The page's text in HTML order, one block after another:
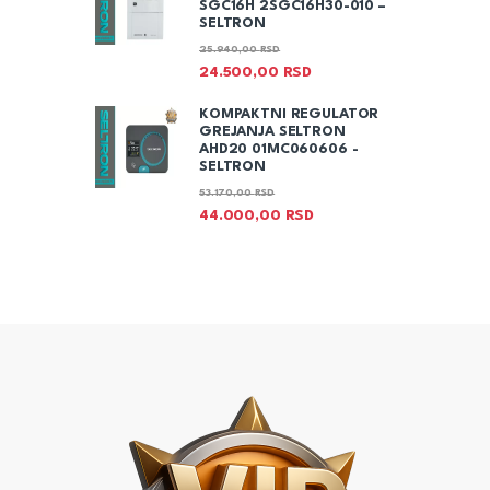
SGC16H 2SGC16H30-010 –
SELTRON
24.500,00 RSD
25.940,00RSD
KOMPAKTNI REGULATOR
GREJANJA SELTRON
AHD20 01MC060606 -
SELTRON
44.000,00 RSD
53.170,00RSD